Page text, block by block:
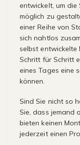
entwickelt, um
möglich zu
einer Reihe von
sich nahtlos
selbst entwickelte
Schritt für Schritt
eines Tages eine
können.
Sind Sie nicht so
Sie, dass jemand
bieten keinen
jederzeit einen